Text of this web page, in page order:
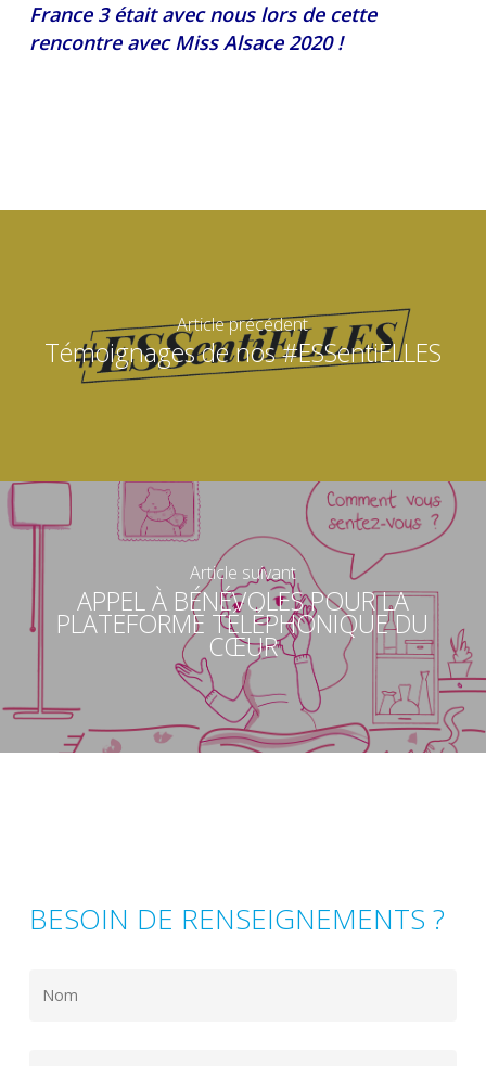
France 3 était avec nous lors de cette
rencontre avec Miss Alsace 2020 !
Article précédent
Témoignages de nos #ESSentiELLES
Article suivant
APPEL À BÉNÉVOLES POUR LA
PLATEFORME TÉLÉPHONIQUE DU
CŒUR
BESOIN DE RENSEIGNEMENTS ?